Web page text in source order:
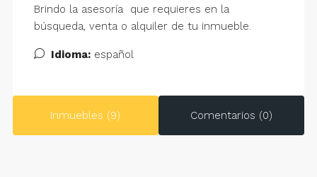
Brindo la asesoría que requieres en la
búsqueda, venta o alquiler de tu inmueble.
Idioma: español
Inmuebles (9) Comentarios (0)